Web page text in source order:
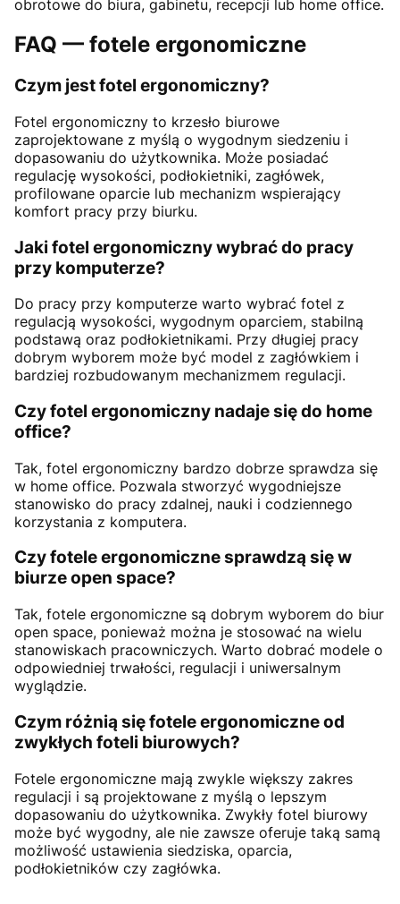
obrotowe do biura, gabinetu, recepcji lub home office.
FAQ — fotele ergonomiczne
Czym jest fotel ergonomiczny?
Fotel ergonomiczny to krzesło biurowe
zaprojektowane z myślą o wygodnym siedzeniu i
dopasowaniu do użytkownika. Może posiadać
regulację wysokości, podłokietniki, zagłówek,
profilowane oparcie lub mechanizm wspierający
komfort pracy przy biurku.
Jaki fotel ergonomiczny wybrać do pracy
przy komputerze?
Do pracy przy komputerze warto wybrać fotel z
regulacją wysokości, wygodnym oparciem, stabilną
podstawą oraz podłokietnikami. Przy długiej pracy
dobrym wyborem może być model z zagłówkiem i
bardziej rozbudowanym mechanizmem regulacji.
Czy fotel ergonomiczny nadaje się do home
office?
Tak, fotel ergonomiczny bardzo dobrze sprawdza się
w home office. Pozwala stworzyć wygodniejsze
stanowisko do pracy zdalnej, nauki i codziennego
korzystania z komputera.
Czy fotele ergonomiczne sprawdzą się w
biurze open space?
Tak, fotele ergonomiczne są dobrym wyborem do biur
open space, ponieważ można je stosować na wielu
stanowiskach pracowniczych. Warto dobrać modele o
odpowiedniej trwałości, regulacji i uniwersalnym
wyglądzie.
Czym różnią się fotele ergonomiczne od
zwykłych foteli biurowych?
Fotele ergonomiczne mają zwykle większy zakres
regulacji i są projektowane z myślą o lepszym
dopasowaniu do użytkownika. Zwykły fotel biurowy
może być wygodny, ale nie zawsze oferuje taką samą
możliwość ustawienia siedziska, oparcia,
podłokietników czy zagłówka.